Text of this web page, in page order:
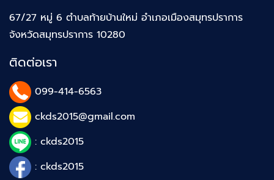
67/27 หมู่ 6 ตำบลท้ายบ้านใหม่ อำเภอเมืองสมุทรปราการ
จังหวัดสมุทรปราการ 10280
ติดต่อเรา
099-414-6563
ckds2015@gmail.com
: ckds2015
: ckds2015